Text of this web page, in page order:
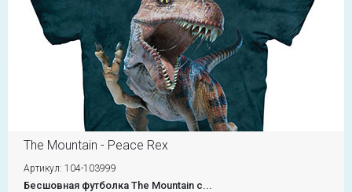
The Mountain - Peace Rex
Артикул: 104-103999
Бесшовная футболка The Mountain с...